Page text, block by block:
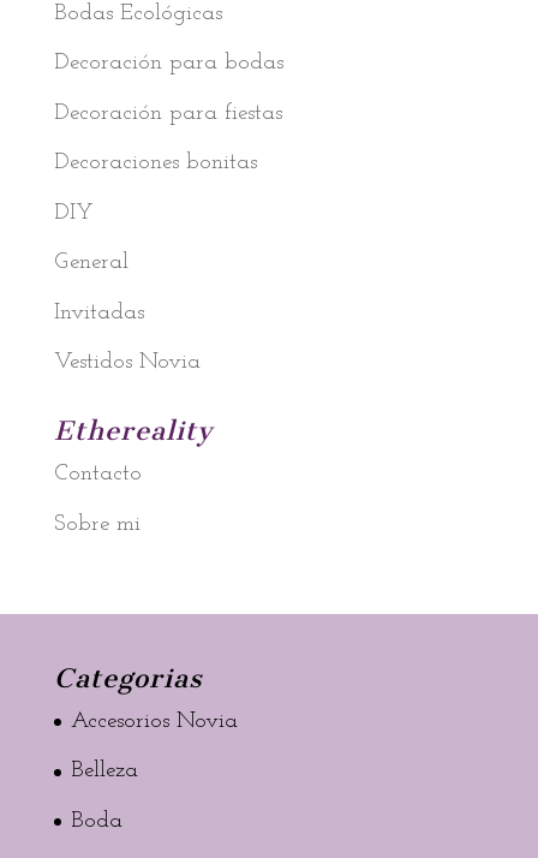
Bodas Ecológicas
Decoración para bodas
Decoración para fiestas
Decoraciones bonitas
DIY
General
Invitadas
Vestidos Novia
Ethereality
Contacto
Sobre mi
Categorias
Accesorios Novia
Belleza
Boda